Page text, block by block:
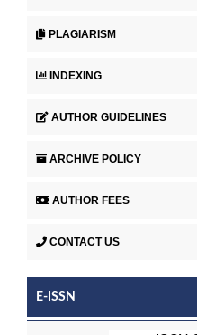
PLAGIARISM
INDEXING
AUTHOR GUIDELINES
ARCHIVE POLICY
AUTHOR FEES
CONTACT US
E-ISSN